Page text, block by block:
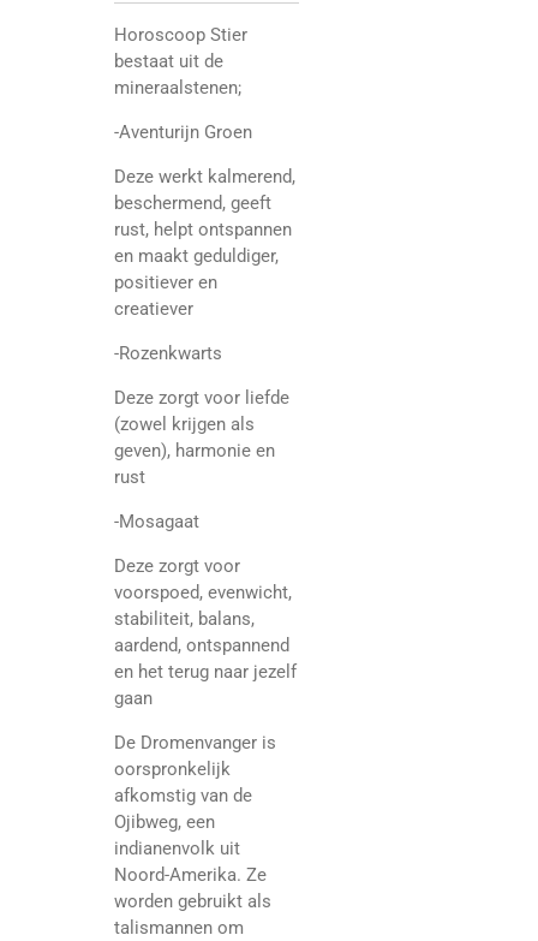
Horoscoop Stier
bestaat uit de
mineraalstenen;
-Aventurijn Groen
Deze werkt kalmerend,
beschermend, geeft
rust, helpt ontspannen
en maakt geduldiger,
positiever en
creatiever
-Rozenkwarts
Deze zorgt voor liefde
(zowel krijgen als
geven), harmonie en
rust
-Mosagaat
Deze zorgt voor
voorspoed, evenwicht,
stabiliteit, balans,
aardend, ontspannend
en het terug naar jezelf
gaan
De Dromenvanger is
oorspronkelijk
afkomstig van de
Ojibweg, een
indianenvolk uit
Noord-Amerika. Ze
worden gebruikt als
talismannen om